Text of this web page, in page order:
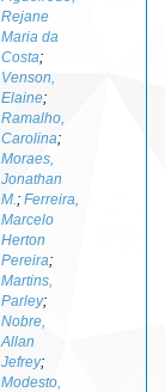
Rejane
Maria da
Costa;
Venson,
Elaine;
Ramalho,
Carolina;
Moraes,
Jonathan
M. ; Ferreira,
Marcelo
Herton
Pereira;
Martins,
Parley;
Nobre,
Allan
Jefrey;
Modesto,